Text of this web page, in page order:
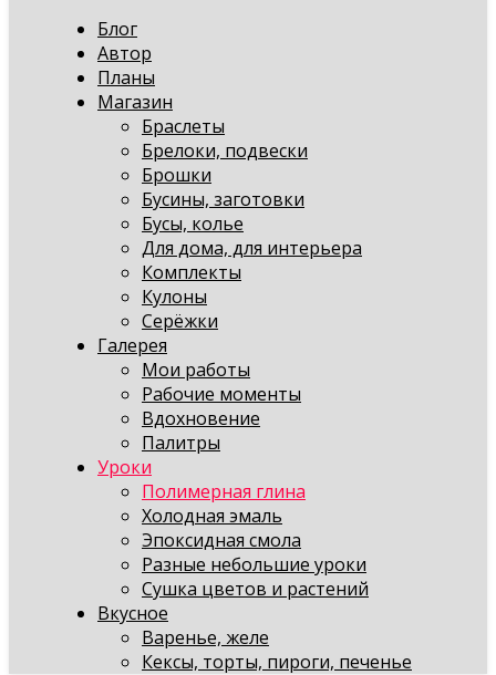
Блог
Автор
Планы
Магазин
Браслеты
Брелоки, подвески
Брошки
Бусины, заготовки
Бусы, колье
Для дома, для интерьера
Комплекты
Кулоны
Серёжки
Галерея
Мои работы
Рабочие моменты
Вдохновение
Палитры
Уроки
Полимерная глина
Холодная эмаль
Эпоксидная смола
Разные небольшие уроки
Сушка цветов и растений
Вкусное
Варенье, желе
Кексы, торты, пироги, печенье